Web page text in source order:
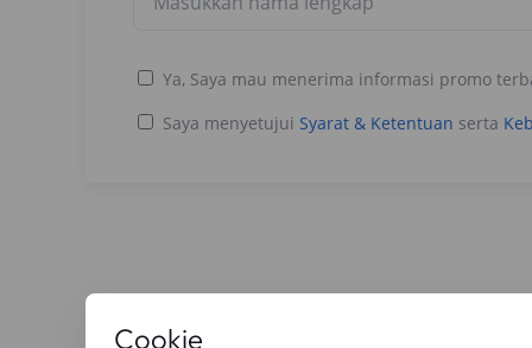
Cookie
Ya, Saya mau menerima informasi promo
Saya menyetujui Syarat & Ketentuan serta
Baca Artikel Lainnya